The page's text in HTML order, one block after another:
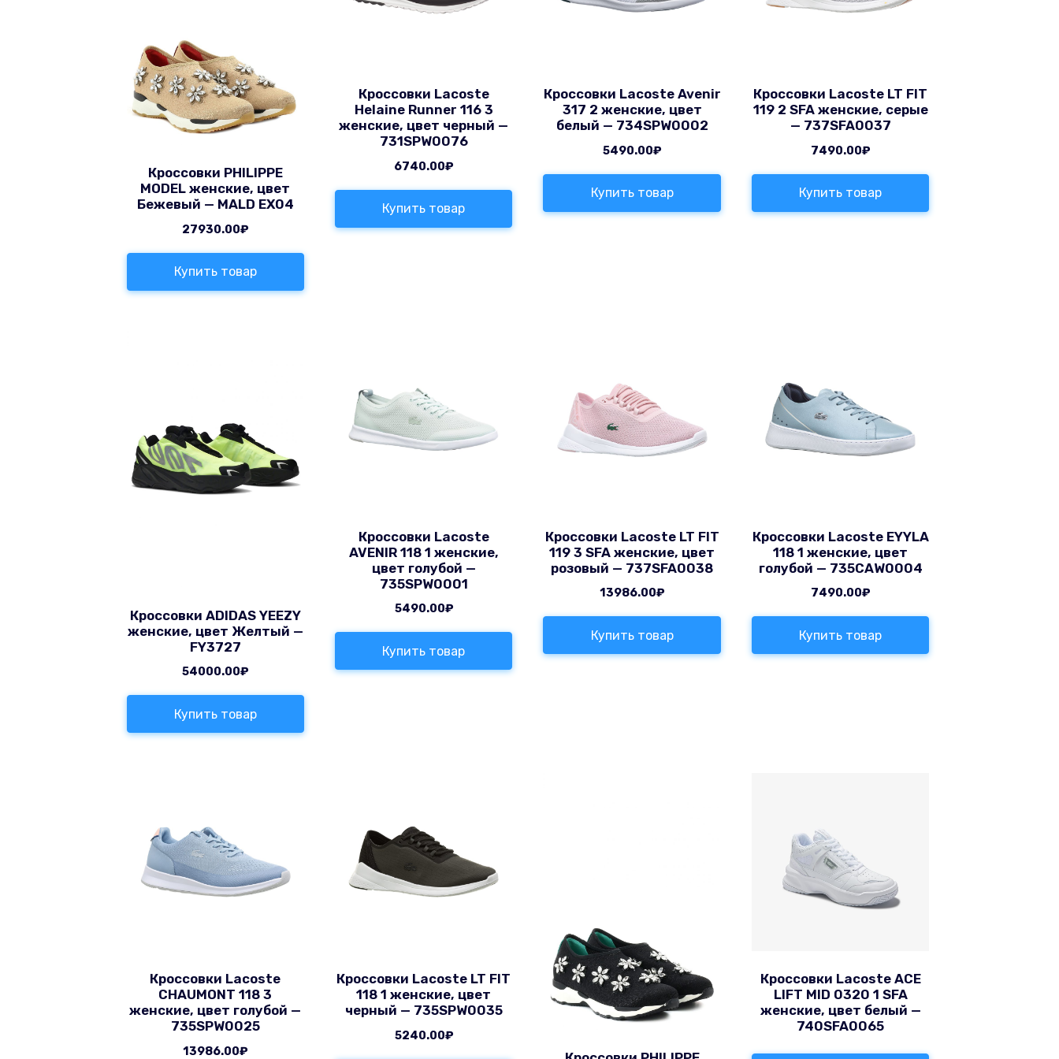
Кроссовки PHILIPPE
MODEL женские, цвет
Бежевый — MALD EX04
27930.00₽
Купить товар
Кроссовки Lacoste
Helaine Runner 116 3
женские, цвет черный —
731SPW0076
6740.00₽
Купить товар
Кроссовки Lacoste Avenir
317 2 женские, цвет
белый — 734SPW0002
5490.00₽
Купить товар
Кроссовки Lacoste LT FIT
119 2 SFA женские, серые
— 737SFA0037
7490.00₽
Купить товар
Кроссовки ADIDAS YEEZY
женские, цвет Желтый —
FY3727
54000.00₽
Купить товар
Кроссовки Lacoste
AVENIR 118 1 женские,
цвет голубой —
735SPW0001
5490.00₽
Купить товар
Кроссовки Lacoste LT FIT
119 3 SFA женские, цвет
розовый — 737SFA0038
13986.00₽
Купить товар
Кроссовки Lacoste EYYLA
118 1 женские, цвет
голубой — 735CAW0004
7490.00₽
Купить товар
Кроссовки Lacoste
CHAUMONT 118 3
женские, цвет голубой —
735SPW0025
13986.00₽
Кроссовки Lacoste LT FIT
118 1 женские, цвет
черный — 735SPW0035
5240.00₽
Кроссовки Lacoste ACE
LIFT MID 0320 1 SFA
женские, цвет белый —
740SFA0065